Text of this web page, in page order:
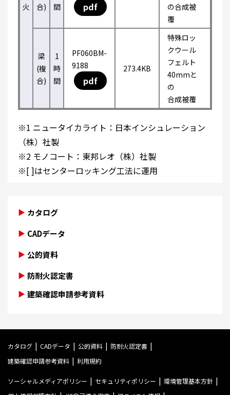
火
合)
間
pdf
の合成被
覆
梁
(複
合)
1
時
間
PF060BM-
9188
pdf
273.4KB
特殊ロッ
クウール
フェルト
40mmと
の
合成被覆
※1 ニュータイカライト：日本インシュレーション
（株）社製
※2 モノコート：東邦レオ（株）社製
※[ ]はセンターロッキング工法に運用
カタログ
CADデータ
公的資料
防耐火認定書
建築確認申請参考資料
カタログ CADデータ 公的資料
防耐火認定書
建築確認申請参考資料
利用規約
ソーシャルメディアポリシー セキュリティポリシー
環境管理基本方針